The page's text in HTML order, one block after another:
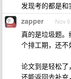
发现考的都是
zapper Nov
真的是垃圾题
个排工期，还
论文到是轻松
还能返回去补